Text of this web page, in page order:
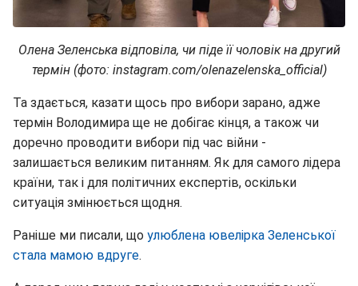
Олена Зеленська відповіла, чи піде її чоловік на другий
термін (фото: instagram.com/olenazelenska_official)
Та здається, казати щось про вибори зарано, адже
термін Володимира ще не добігає кінця, а також чи
доречно проводити вибори під час війни -
залишається великим питанням. Як для самого лідера
країни, так і для політичних експертів, оскільки
ситуація змінюється щодня.
Раніше ми писали, що улюблена ювелірка Зеленської
стала мамою вдруге.